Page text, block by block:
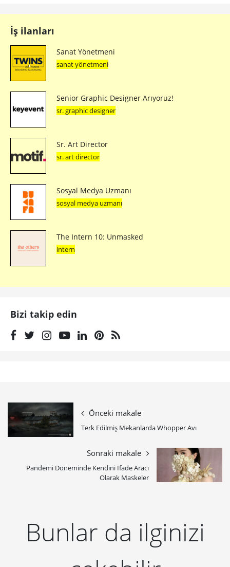
İş ilanları
Sanat Yönetmeni
sanat yönetmeni
Senior Graphic Designer Arıyoruz!
sr. graphic designer
Sr. Art Director
sr. art director
Sosyal Medya Uzmanı
sosyal medya uzmanı
The Intern 10: Unmasked
intern
Bizi takip edin
Önceki makale
Terk Edilmiş Mekanlarda Whopper Avı
Sonraki makale
Pandemi Döneminde Kendini İfade Aracı
Olarak Maskeler
Bunlar da ilginizi